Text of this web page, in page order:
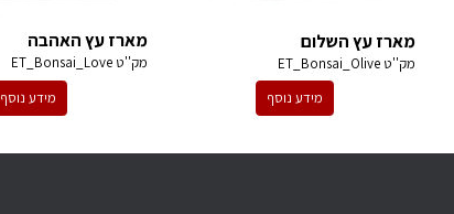
מארז עץ השלום
מק''טET_Bonsai_Olive
מידע נוסף
מארז עץ האהבה
מק''טET_Bonsai_Love
מידע נוסף